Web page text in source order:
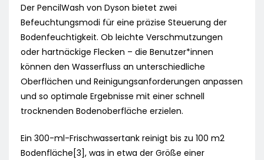
Der PencilWash von Dyson bietet zwei
Befeuchtungsmodi für eine präzise Steuerung der
Bodenfeuchtigkeit. Ob leichte Verschmutzungen
oder hartnäckige Flecken – die Benutzer*innen
können den Wasserfluss an unterschiedliche
Oberflächen und Reinigungsanforderungen anpassen
und so optimale Ergebnisse mit einer schnell
trocknenden Bodenoberfläche erzielen.
Ein 300-ml-Frischwassertank reinigt bis zu 100 m2
Bodenfläche[3], was in etwa der Größe einer